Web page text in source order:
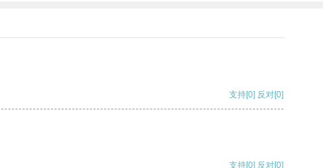
支持[0] 反对[0]
支持[0] 反对[0]